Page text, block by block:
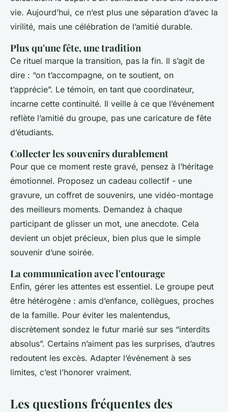
vie. Aujourd’hui, ce n’est plus une séparation d’avec la
virilité, mais une célébration de l’amitié durable.
Plus qu'une fête, une tradition
Ce rituel marque la transition, pas la fin. Il s’agit de
dire : “on t’accompagne, on te soutient, on
t’apprécie”. Le témoin, en tant que coordinateur,
incarne cette continuité. Il veille à ce que l’événement
reflète l’amitié du groupe, pas une caricature de fête
d’étudiants.
Collecter les souvenirs durablement
Pour que ce moment reste gravé, pensez à l’héritage
émotionnel. Proposez un cadeau collectif - une
gravure, un coffret de souvenirs, une vidéo-montage
des meilleurs moments. Demandez à chaque
participant de glisser un mot, une anecdote. Cela
devient un objet précieux, bien plus que le simple
souvenir d’une soirée.
La communication avec l'entourage
Enfin, gérer les attentes est essentiel. Le groupe peut
être hétérogène : amis d’enfance, collègues, proches
de la famille. Pour éviter les malentendus,
discrètement sondez le futur marié sur ses “interdits
absolus”. Certains n’aiment pas les surprises, d’autres
redoutent les excès. Adapter l’événement à ses
limites, c’est l’honorer vraiment.
Les questions fréquentes des